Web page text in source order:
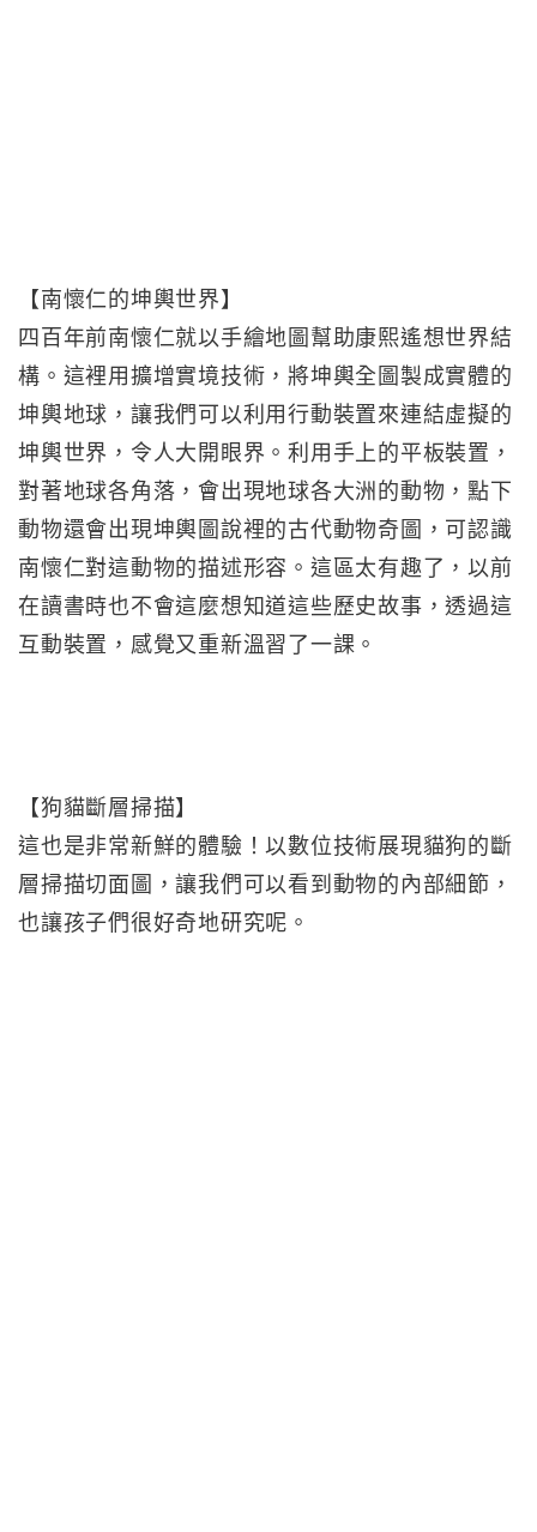
【南懷仁的坤輿世界】
四百年前南懷仁就以手繪地圖幫助康熙遙想世界結
構。這裡用擴增實境技術，將坤輿全圖製成實體的
坤輿地球，讓我們可以利用行動裝置來連結虛擬的
坤輿世界，令人大開眼界。利用手上的平板裝置，
對著地球各角落，會出現地球各大洲的動物，點下
動物還會出現坤輿圖說裡的古代動物奇圖，可認識
南懷仁對這動物的描述形容。這區太有趣了，以前
在讀書時也不會這麼想知道這些歷史故事，透過這
互動裝置，感覺又重新溫習了一課。
【狗貓斷層掃描】
這也是非常新鮮的體驗！以數位技術展現貓狗的斷
層掃描切面圖，讓我們可以看到動物的內部細節，
也讓孩子們很好奇地研究呢。